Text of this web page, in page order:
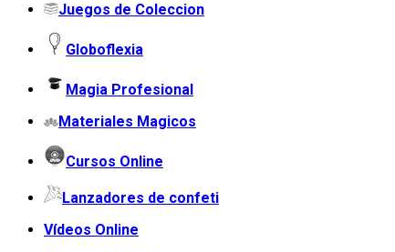
Juegos de Coleccion
Globoflexia
Magia Profesional
Materiales Magicos
Cursos Online
Lanzadores de confeti
Vídeos Online